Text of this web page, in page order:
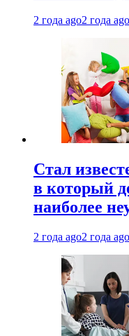
2 года ago2 года ago
Стал
в который
наиболее
2 года ago2 года ago